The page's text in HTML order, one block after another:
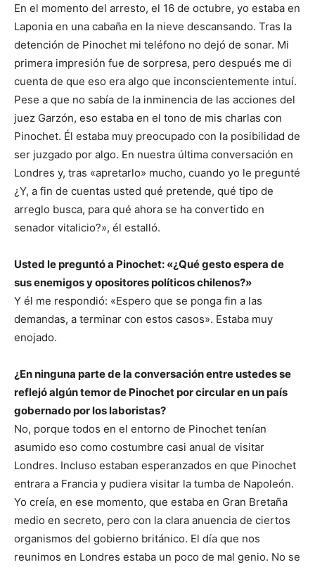
En el momento del arresto, el 16 de octubre, yo estaba en
Laponia en una cabaña en la nieve descansando. Tras la
detención de Pinochet mi teléfono no dejó de sonar. Mi
primera impresión fue de sorpresa, pero después me di
cuenta de que eso era algo que inconscientemente intuí.
Pese a que no sabía de la inminencia de las acciones del
juez Garzón, eso estaba en el tono de mis charlas con
Pinochet. Él estaba muy preocupado con la posibilidad de
ser juzgado por algo. En nuestra última conversación en
Londres y, tras «apretarlo» mucho, cuando yo le pregunté
¿Y, a fin de cuentas usted qué pretende, qué tipo de
arreglo busca, para qué ahora se ha convertido en
senador vitalicio?», él estalló.
Usted le preguntó a Pinochet: «¿Qué gesto espera de
sus enemigos y opositores políticos chilenos?»
Y él me respondió: «Espero que se ponga fin a las
demandas, a terminar con estos casos». Estaba muy
enojado.
¿En ninguna parte de la conversación entre ustedes se
reflejó algún temor de Pinochet por circular en un país
gobernado por los laboristas?
No, porque todos en el entorno de Pinochet tenían
asumido eso como costumbre casi anual de visitar
Londres. Incluso estaban esperanzados en que Pinochet
entrara a Francia y pudiera visitar la tumba de Napoleón.
Yo creía, en ese momento, que estaba en Gran Bretaña
medio en secreto, pero con la clara anuencia de ciertos
organismos del gobierno británico. El día que nos
reunimos en Londres estaba un poco de mal genio. No se